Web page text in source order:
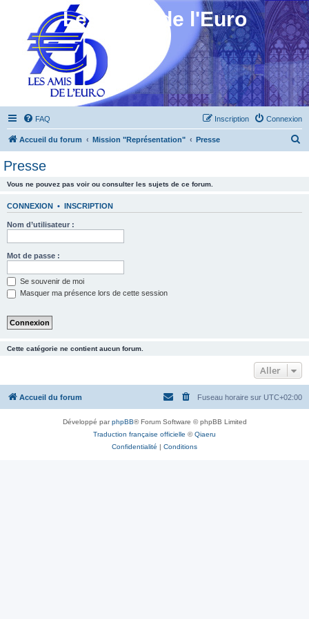
Les Amis de l'Euro
FAQ Connexion
Inscription
Accueil du forum Mission "Représentation" Presse
Presse
Vous ne pouvez pas voir ou consulter les sujets de ce forum.
CONNEXION • INSCRIPTION
Nom d’utilisateur :
Mot de passe :
Se souvenir de moi
Masquer ma présence lors de cette session
Cette catégorie ne contient aucun forum.
Aller
Accueil du forum Fuseau horaire sur UTC+02:00
Développé parphpBB® Forum Software © phpBB Limited
Traduction française officielle ©Qiaeru
Confidentialité | Conditions